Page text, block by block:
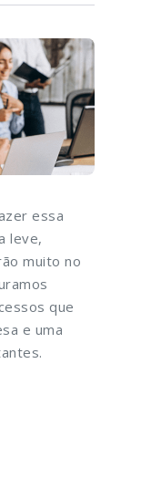
essa
leve,
muito no
que
e uma